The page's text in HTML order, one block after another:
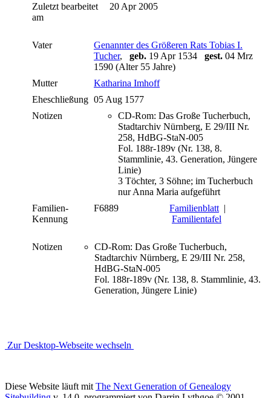
Zuletzt bearbeitet
am
20 Apr 2005
Vater
Genannter des Größeren Rats Tobias I.
Tucher, geb. 19 Apr 1534 gest. 04 Mrz
1590 (Alter 55 Jahre)
Mutter
Katharina Imhoff
Eheschließung 05 Aug 1577
Notizen
CD-Rom: Das Große Tucherbuch,
Stadtarchiv Nürnberg, E 29/III Nr.
258, HdBG-StaN-005
Fol. 188r-189v (Nr. 138, 8.
Stammlinie, 43. Generation, Jüngere
Linie)
3 Töchter, 3 Söhne; im Tucherbuch
nur Anna Maria aufgeführt
Familien-
Kennung
F6889 Familienblatt |
Familientafel
Notizen
CD-Rom: Das Große Tucherbuch,
Stadtarchiv Nürnberg, E 29/III Nr. 258,
HdBG-StaN-005
Fol. 188r-189v (Nr. 138, 8. Stammlinie, 43.
Generation, Jüngere Linie)
Zur Desktop-Webseite wechseln
Diese Website läuft mit The Next Generation of Genealogy